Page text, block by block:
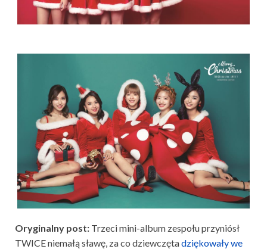
Oryginalny post: Trzeci mini-album zespołu przyniósł
TWICE niemałą sławę, za co dziewczętadziękowały we